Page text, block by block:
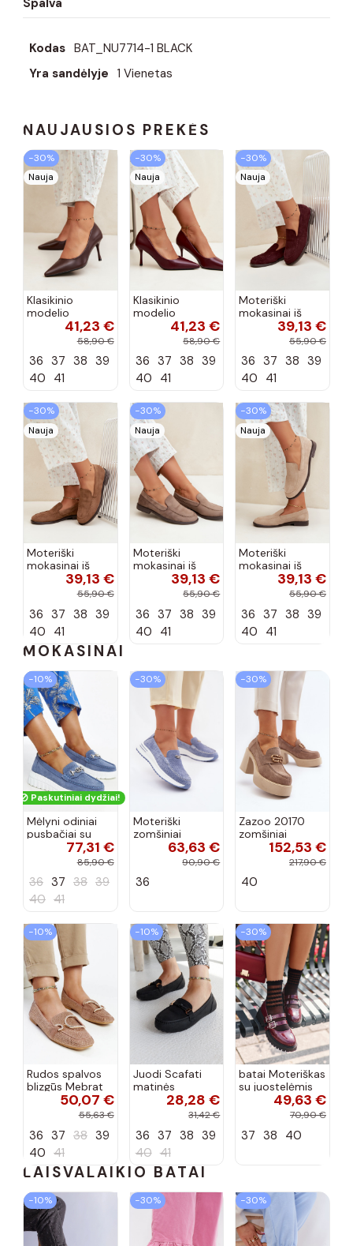
Kodas BAT_NU7714-1 BLACK
Yra sandėlyje 1 Vienetas
NAUJAUSIOS PREKĖS
−30%
Nauja
Klasikinio
modelio
aukštakulniai
šokolado
spalvos Nesha
41,23 €
58,90 €
36 37 38 39
40 41
−30%
Nauja
Klasikinio
modelio
aukštakulniai
bordo spalvos
Nesha
41,23 €
58,90 €
36 37 38 39
40 41
−30%
Nauja
Moteriški
mokasinai iš
dirbtinės
zomšos, bordo
39,13 €
55,90 €
36 37 38 39
40 41
−30%
Nauja
Moteriški
mokasinai iš
dirbtinės
zomšos, rudos
39,13 €
55,90 €
36 37 38 39
40 41
−30%
Nauja
Moteriški
mokasinai iš
dirbtinės
zomšos, molio
39,13 €
55,90 €
36 37 38 39
40 41
−30%
Nauja
Moteriški
mokasinai iš
dirbtinės
zomšos, smėlio
39,13 €
55,90 €
36 37 38 39
40 41
MOKASINAI
−10%
Paskutiniai dydžiai!
Mėlyni odiniai
pusbačiai su
dekoratyvine
sagtimi Taija
77,31 €
85,90 €
36 37 38 39
40 41
−30%
Moteriški
zomšiniai
mokasinai
Demela mėlynos
63,63 €
90,90 €
36
−30%
Zazoo 20170
zomšiniai
bateliai su
kulniukais smėlio
152,53 €
217,90 €
40
−10%
Rudos spalvos
blizgūs Mebrat
bateliai50,07 €
55,63 €
36 37 38 39
40 41
−10%
Juodi Scafati
matinės
apdailos bateliai
28,28 €
31,42 €
36 37 38 39
40 41
−30%
batai Moteriškas
su juostelėmis
su lako efektu
bordo spalvos
49,63 €
70,90 €
37 38 40
LAISVALAIKIO BATAI
−10% −30% −30%